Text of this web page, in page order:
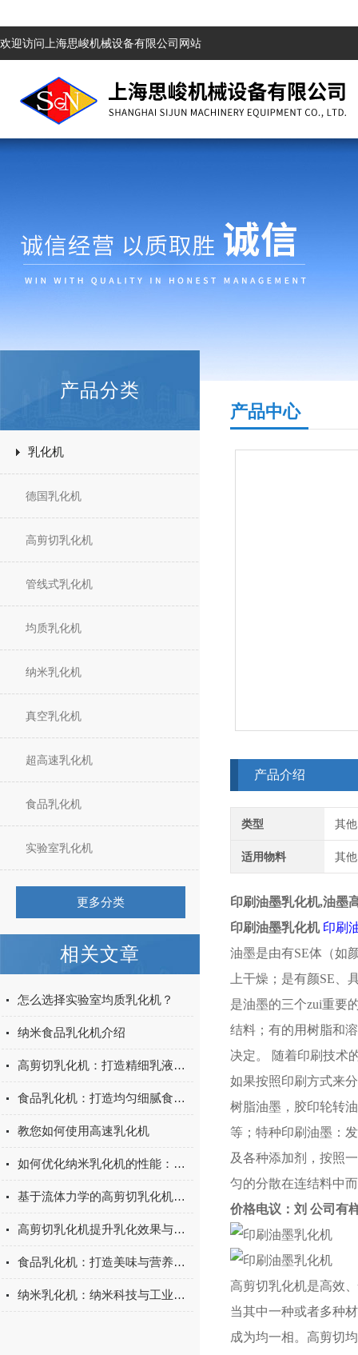
欢迎访问上海思峻机械设备有限公司网站
产品分类
乳化机
德国乳化机
高剪切乳化机
管线式乳化机
均质乳化机
纳米乳化机
真空乳化机
超高速乳化机
食品乳化机
实验室乳化机
更多分类
相关文章
怎么选择实验室均质乳化机？
纳米食品乳化机介绍
高剪切乳化机：打造精细乳液的工具
食品乳化机：打造均匀细腻食品的关键设备
教您如何使用高速乳化机
如何优化纳米乳化机的性能：提升乳化效率与稳定性
基于流体力学的高剪切乳化机设计与效率提升
高剪切乳化机提升乳化效果与产品质量
食品乳化机：打造美味与营养的食品加工神器
纳米乳化机：纳米科技与工业生产的融合产物
产品中心
产品介绍
类型 其他
适用物料 其他
印刷油墨乳化机,油墨
印刷油墨乳化机 印刷
油墨是由有SE体（如
上干燥；是有颜SE
是油墨的三个zui重要
结料；有的用树脂和
决定。 随着印刷技术
如果按照印刷方式来
树脂油墨，胶印轮转
等；特种印刷油墨：
及各种添加剂，按照
匀的分散在连结料中
价格电议：刘 公司有
高剪切乳化机是高效
当其中一种或者多种
成为均一相。高剪切